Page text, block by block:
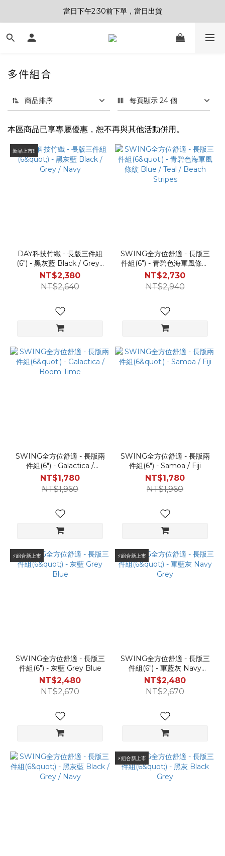
當日下午2:30前下單，當日出貨
多件組合
商品排序 每頁顯示 24 個
本區商品已享專屬優惠，恕不再與其他活動併用。
新品上市!!
DAY科技竹纖 - 長版三件組
(6") - 黑灰藍 Black / Grey /
Navy
NT$2,380
NT$2,640
SWING全方位舒適 - 長版三
件組(6") - 青碧色海軍風條紋
Blue / Teal / Beach
Stripes
NT$2,730
NT$2,940
SWING全方位舒適 - 長版兩
件組(6") - Galactica /
Boom Time
NT$1,780
NT$1,960
SWING全方位舒適 - 長版兩
件組(6") - Samoa / Fiji
NT$1,780
NT$1,960
⚡️組合新上市
SWING全方位舒適 - 長版三
件組(6") - 灰藍 Grey Blue
NT$2,480
NT$2,670
⚡️組合新上市
SWING全方位舒適 - 長版三
件組(6") - 軍藍灰 Navy
Grey
NT$2,480
NT$2,670
⚡️組合新上市